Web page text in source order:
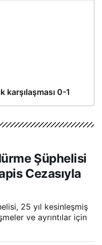
karşılaşması 0-1
Şüphelisi
Cezasıyla
25 yıl kesinleşmiş
ve ayrıntılar için